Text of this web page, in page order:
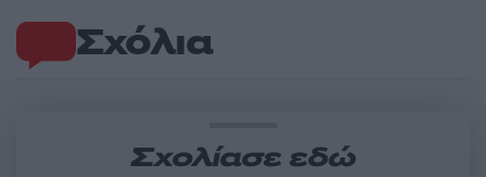
Σχόλια
Σχολίασε εδώ